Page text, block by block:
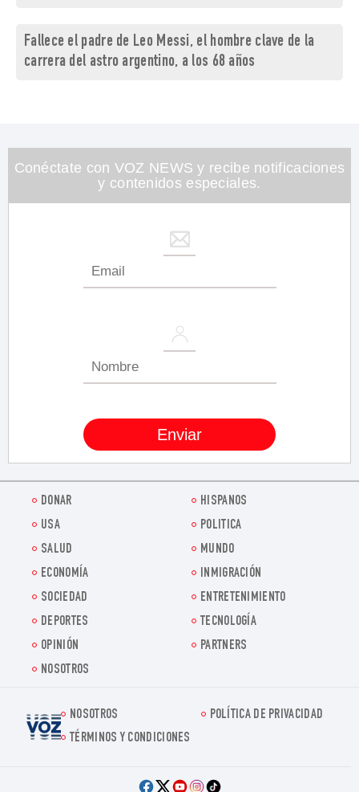
Fallece el padre de Leo Messi, el hombre clave de la
carrera del astro argentino, a los 68 años
Conéctate con VOZ NEWS y recibe notificaciones
y contenidos especiales.
DONAR
HISPANOS
USA
POLITICA
SALUD
MUNDO
ECONOMÍA
INMIGRACIÓN
SOCIEDAD
ENTRETENIMIENTO
DEPORTES
TECNOLOGÍA
OPINIÓN
PARTNERS
NOSOTROS
Voz.us
NOSOTROS
POLÍTICA DE PRIVACIDAD
TÉRMINOS Y CONDICIONES